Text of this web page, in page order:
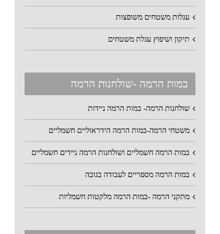
עגלות משטחים משופצות
תיקון ושיפוץ עגלת משטחים
במות הרמה -שולחנות הרמה
שולחנות הרמה- במות הרמה ניידות
משטחי הרמה-במות הרמה הידראוליים חשמליים
במות הרמה חשמליים ושולחנות הרמה ניידים חשמליים
במות הרמה מספריים לעבודה בגובה
מתקני הרמה -במות הרמה מלקטות חשמליות